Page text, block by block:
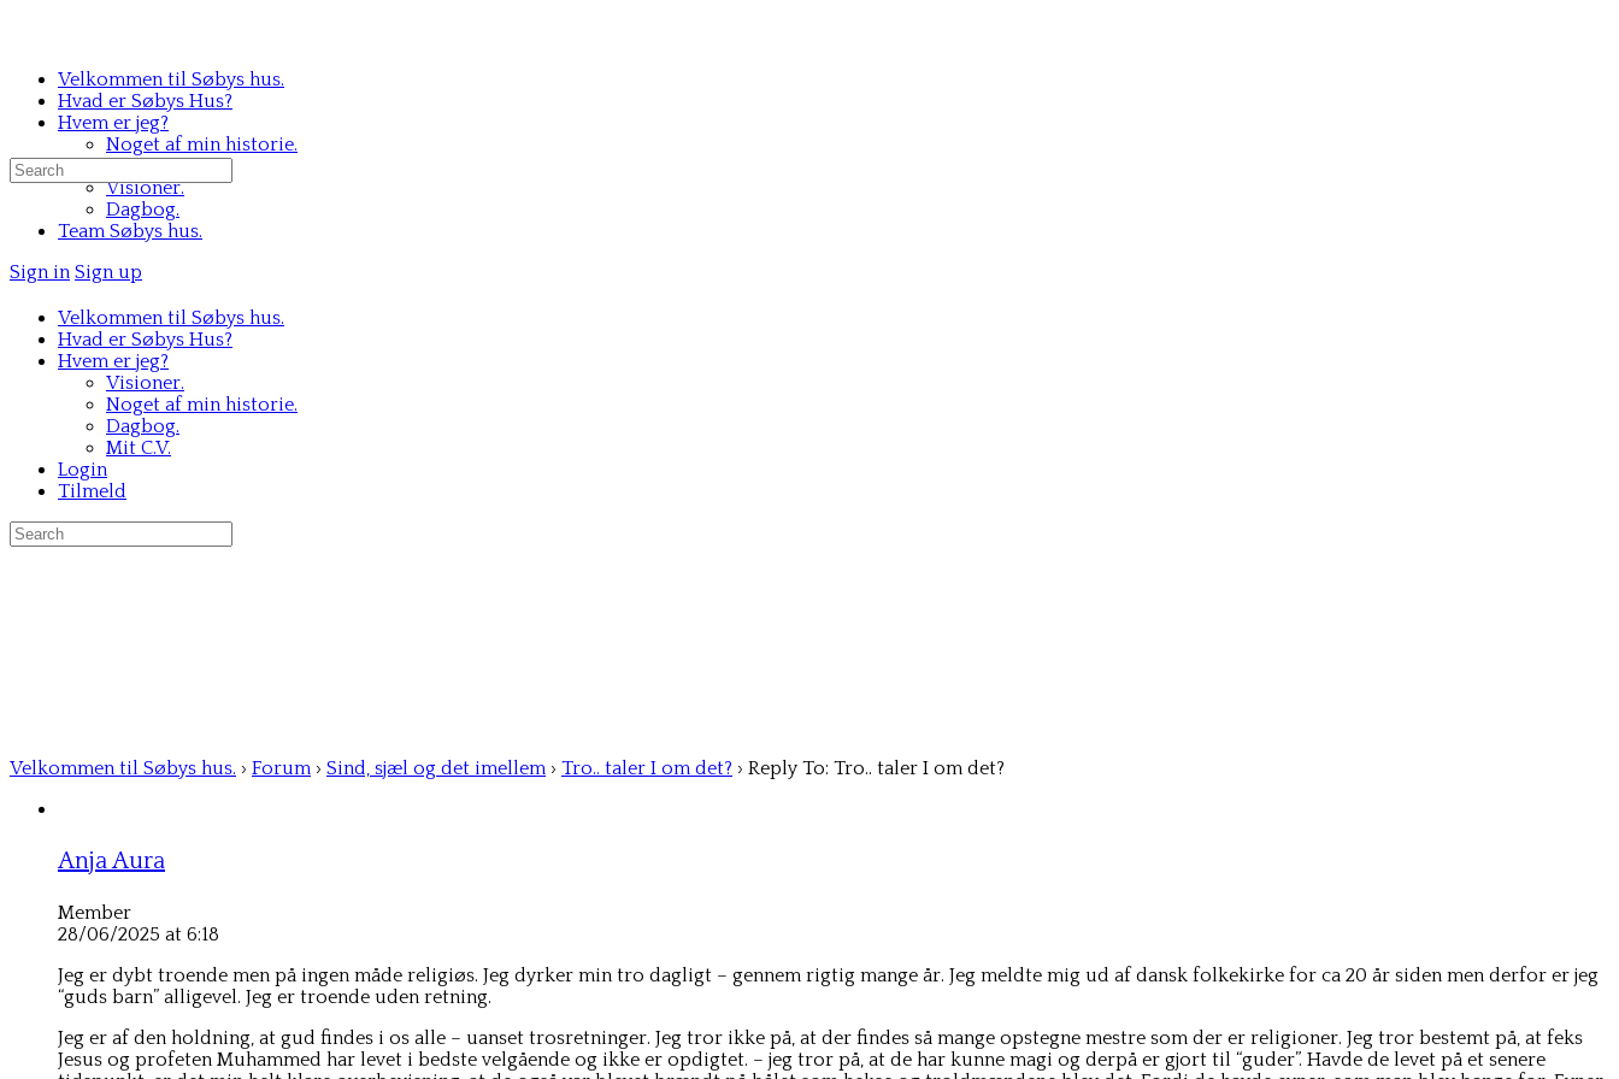
Velkommen til Søbys hus.
Hvad er Søbys Hus?
Hvem er jeg?
Noget af min historie.
Mit C.V.
Visioner.
Dagbog.
Team Søbys hus.
Sign in Sign up
Search
for:
Velkommen til Søbys hus.
Hvad er Søbys Hus?
Hvem er jeg?
Visioner.
Noget af min historie.
Dagbog.
Mit C.V.
Login
Tilmeld
Search
for:
Velkommen til Søbys hus. › Forum › Sind, sjæl og det imellem › Tro.. taler I om det? › Reply To: Tro.. taler I om det?
Anja Aura
Member
28/06/2025 at 6:18
Jeg er dybt troende men på ingen måde religiøs. Jeg dyrker min tro dagligt – gennem rigtig mange år. Jeg meldte mig ud af dansk folkekirke for ca 20 år siden men derfor er jeg
“guds barn” alligevel. Jeg er troende uden retning.
Jeg er af den holdning, at gud findes i os alle – uanset trosretninger. Jeg tror ikke på, at der findes så mange opstegne mestre som der er religioner. Jeg tror bestemt på, at feks
Jesus og profeten Muhammed har levet i bedste velgående og ikke er opdigtet. – jeg tror på, at de har kunne magi og derpå er gjort til “guder”. Havde de levet på et senere